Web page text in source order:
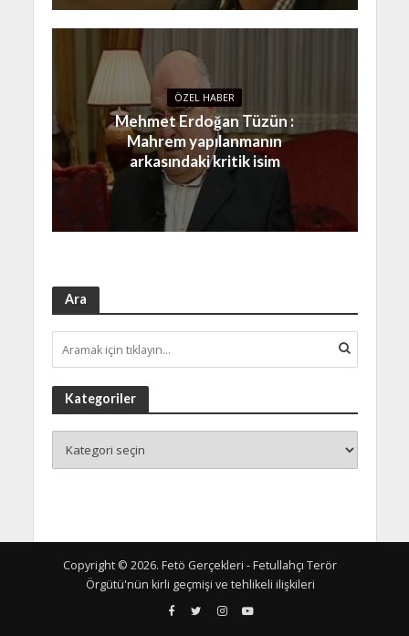
ÖZEL HABER
Mehmet Erdoğan Tüzün :
Mahrem yapılanmanın
arkasındaki kritik isim
Ara
Kategoriler
Copyright © 2026. Fetö Gerçekleri - Fetullahçı Terör
Örgütü'nün kirli geçmişi ve tehlikeli ilişkileri